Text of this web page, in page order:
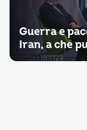
Guerra e
Iran, a che